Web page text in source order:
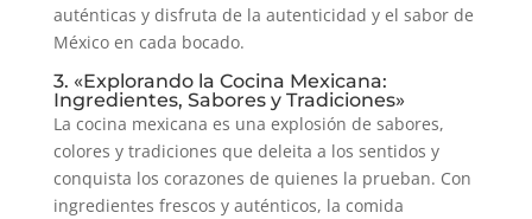
auténticas y disfruta de la autenticidad y el sabor de
México en cada bocado.
3. «Explorando la Cocina Mexicana:
Ingredientes, Sabores y Tradiciones»
La cocina mexicana es una explosión de sabores,
colores y tradiciones que deleita a los sentidos y
conquista los corazones de quienes la prueban. Con
ingredientes frescos y auténticos, la comida